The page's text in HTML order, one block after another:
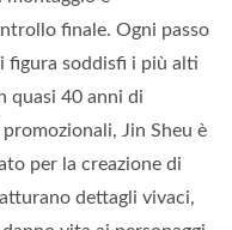
finale. Ogni passo
figura soddisfi i più alti
quasi 40 anni di
Jin Sheu è
per la creazione di
dettagli vivaci,